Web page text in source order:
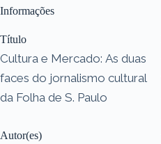
Informações
Título
Cultura e Mercado: As duas
faces do jornalismo cultural
da Folha de S. Paulo
Autor(es)